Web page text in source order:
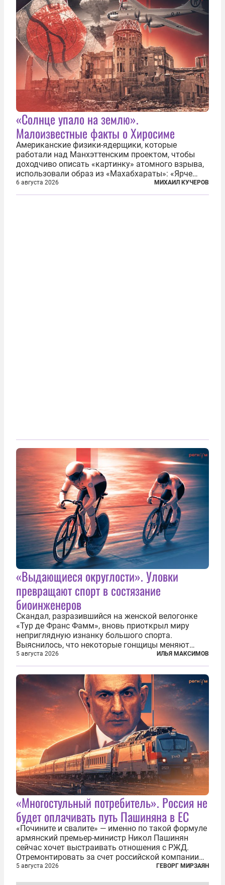
«Солнце упало на землю».
Малоизвестные факты о Хиросиме
Американские физики-ядерщики, которые
работали над Манхэттенским проектом, чтобы
доходчиво описать «картинку» атомного взрыва,
использовали образ из «Махабхараты»: «Ярче
тысячи солнц пылало это пламя». Не все жители
японских городов Хиросимы и Нагасаки, на
6 августа 2026 МИХАИЛ КУЧЕРОВ
«Выдающиеся округлости». Уловки
превращают спорт в состязание
биоинженеров
Скандал, разразившийся на женской велогонке
«Тур де Франс Фамм», вновь приоткрыл миру
неприглядную изнанку большого спорта.
Выяснилось, что некоторые гонщицы меняют
размер груди ради улучшения аэродинамики. За
фасадом труда, мастерства, упорства и
благородства, которые мы привыкли
ассоциировать с...
5 августа 2026 ИЛЬЯ МАКСИМОВ
«Многостульный потребитель». Россия не
будет оплачивать путь Пашиняна в ЕС
«Почините и свалите» — именно по такой формуле
армянский премьер-министр Никол Пашинян
сейчас хочет выстраивать отношения с РЖД.
Отремонтировать за счет российской компании
железнодорожную инфраструктуру в районе
5 августа 2026 ГЕВОРГ МИРЗАЯН